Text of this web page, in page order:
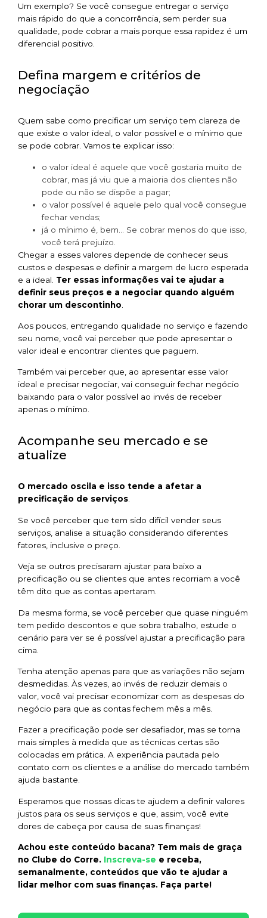
Um exemplo? Se você consegue entregar o serviço
mais rápido do que a concorrência, sem perder sua
qualidade, pode cobrar a mais porque essa rapidez é um
diferencial positivo.
Defina margem e critérios de
negociação
Quem sabe como precificar um serviço tem clareza de
que existe o valor ideal, o valor possível e o mínimo que
se pode cobrar. Vamos te explicar isso:
o valor ideal é aquele que você gostaria muito de
cobrar, mas já viu que a maioria dos clientes não
pode ou não se dispõe a pagar;
o valor possível é aquele pelo qual você consegue
fechar vendas;
já o mínimo é, bem… Se cobrar menos do que isso,
você terá prejuízo.
Chegar a esses valores depende de conhecer seus
custos e despesas e definir a margem de lucro esperada
e a ideal. Ter essas informações vai te ajudar a
definir seus preços e a negociar quando alguém
chorar um descontinho
Aos poucos, entregando qualidade no serviço e fazendo
seu nome, você vai perceber que pode apresentar o
valor ideal e encontrar clientes que paguem.
Também vai perceber que, ao apresentar esse valor
ideal e precisar negociar, vai conseguir fechar negócio
baixando para o valor possível ao invés de receber
apenas o mínimo.
Acompanhe seu mercado e se
atualize
O mercado oscila e isso tende a afetar a
precificação de serviços.
Se você perceber que tem sido difícil vender seus
serviços, analise a situação considerando diferentes
fatores, inclusive o preço.
Veja se outros precisaram ajustar para baixo a
precificação ou se clientes que antes recorriam a você
têm dito que as contas apertaram.
Da mesma forma, se você perceber que quase ninguém
tem pedido descontos e que sobra trabalho, estude o
cenário para ver se é possível ajustar a precificação para
cima.
Tenha atenção apenas para que as variações não sejam
desmedidas. Às vezes, ao invés de reduzir demais o
valor, você vai precisar economizar com as despesas do
negócio para que as contas fechem mês a mês.
Fazer a precificação pode ser desafiador, mas se torna
mais simples à medida que as técnicas certas são
colocadas em prática. A experiência pautada pelo
contato com os clientes e a análise do mercado também
ajuda bastante.
Esperamos que nossas dicas te ajudem a definir valores
justos para os seus serviços e que, assim, você evite
dores de cabeça por causa de suas finanças!
Achou este conteúdo bacana? Tem mais de graça
no Clube do Corre. Inscreva-se e receba,
semanalmente, conteúdos que vão te ajudar a
lidar melhor com suas finanças. Faça parte!